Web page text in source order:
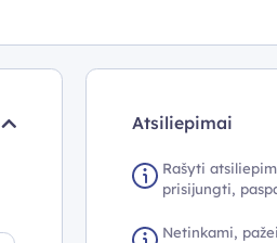
Atsiliepimai
Rašyti
prisijungti,
Netinkami,